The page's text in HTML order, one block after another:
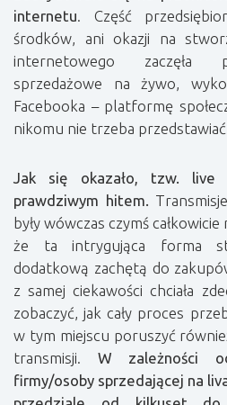
internetu. Część
środków, ani okazji na
internetowego zaczęła
sprzedażowe na żywo,
Facebooka – platformę
nikomu nie trzeba
Jak się okazało, tzw. live
prawdziwym hitem.
były wówczas czymś
że ta intrygująca forma
dodatkową zachętą do
z samej ciekawości chciała
zobaczyć, jak cały proces
w tym miejscu poruszyć
transmisji. W zależności
firmy/osoby sprzedającej na